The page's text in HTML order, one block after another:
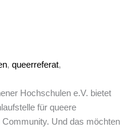
, queerreferat,
Hochschulen e.V. bietet
für queere
Und das möchten